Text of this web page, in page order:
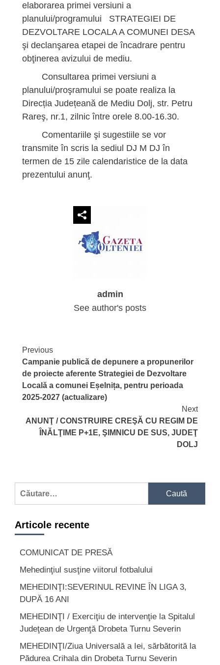
elaborarea primei versiuni a
planului/programului STRATEGIEI DE
DEZVOLTARE LOCALA A COMUNEI DESA
şi declanşarea etapei de încadrare pentru
obţinerea avizului de mediu.
Consultarea primei versiuni a
planului/proşramului se poate realiza la
Direcția Județeană de Mediu Dolj, str. Petru
Rareş, nr.1, zilnic între orele 8.00-16.30.
Comentariile şi sugestiile se vor
transmite în scris la sediul DJ M DJ în
termen de 15 zile calendaristice de la data
prezentului anunţ.
admin
See author's posts
Continue
Reading
Previous
Campanie publică de depunere a propunerilor
de proiecte aferente Strategiei de Dezvoltare
Locală a comunei Eșelnița, pentru perioada
2025-2027 (actualizare)
Next
ANUNŢ / CONSTRUIRE CREŞĂ CU REGIM DE
ÎNĂLŢIME P+1E, ŞIMNICU DE SUS, JUDEŢ
DOLJ
Articole recente
COMUNICAT DE PRESĂ
Mehedinţiul susţine viitorul fotbalului
MEHEDINŢI:SEVERINUL REVINE ÎN LIGA 3,
DUPĂ 16 ANI
MEHEDINŢI / Exerciţiu de intervenţie la Spitalul
Judeţean de Urgenţă Drobeta Turnu Severin
MEHEDINŢI/Ziua Universală a Iei, sărbătorită la
Pădurea Crihala din Drobeta Turnu Severin